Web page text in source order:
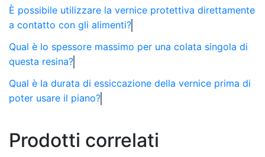
È possibile utilizzare la vernice protettiva direttamente
a contatto con gli alimenti?
Qual è lo spessore massimo per una colata singola di
questa resina?
Qual è la durata di essiccazione della vernice prima di
poter usare il piano?
Prodotti correlati